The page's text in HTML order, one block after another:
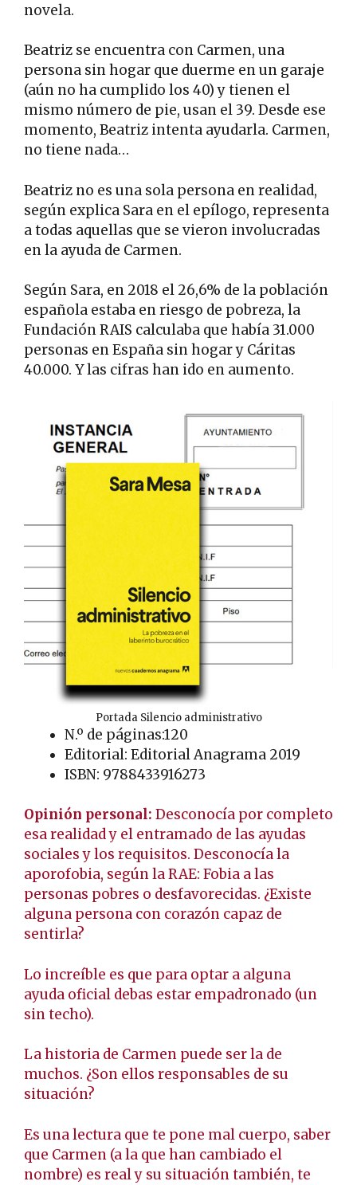
novela.
Beatriz se encuentra con Carmen, una
persona sin hogar que duerme en un garaje
(aún no ha cumplido los 40) y tienen el
mismo número de pie, usan el 39. Desde ese
momento, Beatriz intenta ayudarla. Carmen,
no tiene nada…
Beatriz no es una sola persona en realidad,
según explica Sara en el epílogo, representa
a todas aquellas que se vieron involucradas
en la ayuda de Carmen.
Según Sara, en 2018 el 26,6% de la población
española estaba en riesgo de pobreza, la
Fundación RAIS calculaba que había 31.000
personas en España sin hogar y Cáritas
40.000. Y las cifras han ido en aumento.
Portada Silencio administrativo
N.º de páginas:120
Editorial: Editorial Anagrama 2019
ISBN: 9788433916273
Opinión personal: Desconocía por completo
esa realidad y el entramado de las ayudas
sociales y los requisitos. Desconocía la
aporofobia, según la RAE: Fobia a las
personas pobres o desfavorecidas. ¿Existe
alguna persona con corazón capaz de
sentirla?
Lo increíble es que para optar a alguna
ayuda oficial debas estar empadronado (un
sin techo).
La historia de Carmen puede ser la de
muchos. ¿Son ellos responsables de su
situación?
Es una lectura que te pone mal cuerpo, saber
que Carmen (a la que han cambiado el
nombre) es real y su situación también, te